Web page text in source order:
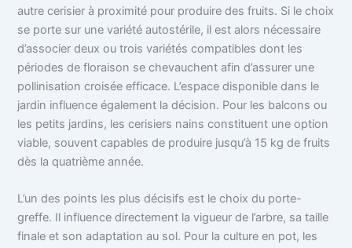
autre cerisier à proximité pour produire des fruits. Si le choix
se porte sur une variété autostérile, il est alors nécessaire
d’associer deux ou trois variétés compatibles dont les
périodes de floraison se chevauchent afin d’assurer une
pollinisation croisée efficace. L’espace disponible dans le
jardin influence également la décision. Pour les balcons ou
les petits jardins, les cerisiers nains constituent une option
viable, souvent capables de produire jusqu’à 15 kg de fruits
dès la quatrième année.
L’un des points les plus décisifs est le choix du porte-
greffe. Il influence directement la vigueur de l’arbre, sa taille
finale et son adaptation au sol. Pour la culture en pot, les